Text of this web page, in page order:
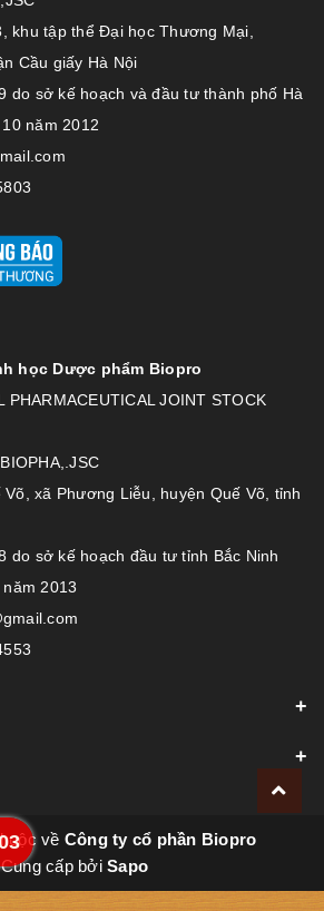
khu tập thể Đại học Thương Mại,
Cầu giấy Hà Nội
do sở kế hoạch và đầu tư thành phố Hà
năm 2012
học Dược phẩm Biopro
PHARMACEUTICAL JOINT STOCK
xã Phương Liễu, huyện Quế Võ, tỉnh
do sở kế hoạch đầu tư tỉnh Bắc Ninh
2013
về Công ty cổ phần Biopro
Cung cấp bởiSapo